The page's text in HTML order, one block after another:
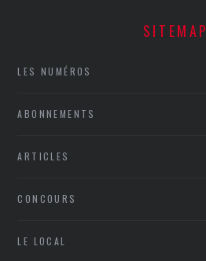
SITEMAP
LES NUMÉROS
ABONNEMENTS
ARTICLES
CONCOURS
LE LOCAL